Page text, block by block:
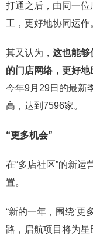
打通之后，由同一
工，更好地协同运作
其又认为， 这也能够
的门店网络，更好地
今年9月29日的最新
高，达到7596家。
“更多机会”
在“多店社区”的新运
置。
“新的一年，围绕‘更
路，启航项目将为